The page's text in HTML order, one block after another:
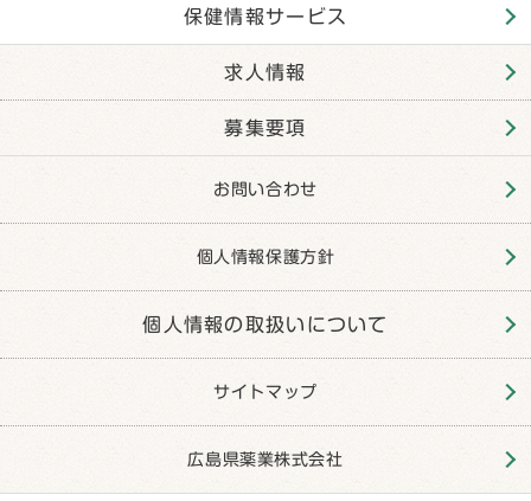
保健情報サービス
求人情報
募集要項
お問い合わせ
個人情報保護方針
個人情報の取扱いについて
サイトマップ
広島県薬業株式会社